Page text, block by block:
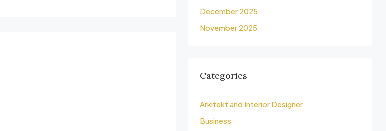
December 2025
November 2025
Categories
Arkitekt and Interior Designer
Business